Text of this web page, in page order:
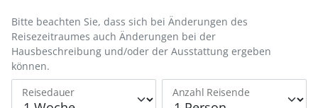
Reisedauer Anzahl Reisende
Bitte beachten Sie, dass sich bei Änderungen des
Reisezeitraumes auch Änderungen bei der
Hausbeschreibung und/oder der Ausstattung ergeben
können.